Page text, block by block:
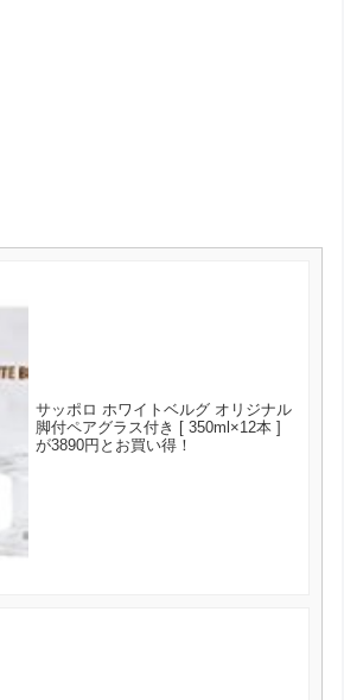
サッポロ ホワイトベルグ オリジナル
脚付ペアグラス付き [ 350ml×12本 ]
が3890円とお買い得！